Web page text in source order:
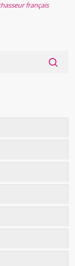
français